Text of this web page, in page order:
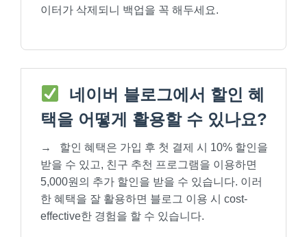
이터가 삭제되니 백업을 꼭 해두세요.
네이버 블로그에서 할인 혜
택을 어떻게 활용할 수 있나요?
→
할인 혜택은 가입 후 첫 결제 시 10% 할인을
받을 수 있고, 친구 추천 프로그램을 이용하면
5,000원의 추가 할인을 받을 수 있습니다. 이러
한 혜택을 잘 활용하면 블로그 이용 시 cost-
effective한 경험을 할 수 있습니다.